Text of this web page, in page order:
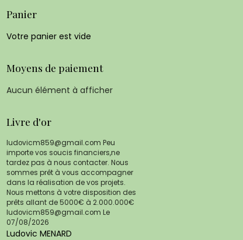
Panier
Votre panier est vide
Moyens de paiement
Aucun élément à afficher
Livre d'or
ludovicm859@gmail.com Peu
importe vos soucis financiers,ne
tardez pas à nous contacter. Nous
sommes prêt à vous accompagner
dans la réalisation de vos projets.
Nous mettons à votre disposition des
prêts allant de 5000€ à 2.000.000€
ludovicm859@gmail.com Le
07/08/2026
Ludovic MENARD